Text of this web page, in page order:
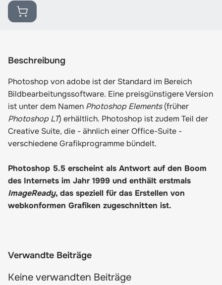
Beschreibung
Photoshop von adobe ist der Standard im Bereich
Bildbearbeitungssoftware. Eine preisgünstigere Version
ist unter dem Namen Photoshop Elements(früher
Photoshop LT) erhältlich. Photoshop ist zudem Teil der
Creative Suite, die - ähnlich einer Office-Suite -
verschiedene Grafikprogramme bündelt.
Photoshop 5.5 erscheint als Antwort auf den Boom
des Internets im Jahr 1999 und enthält erstmals
ImageReady, das speziell für das Erstellen von
webkonformen Grafiken zugeschnitten ist.
Verwandte Beiträge
Keine verwandten Beiträge